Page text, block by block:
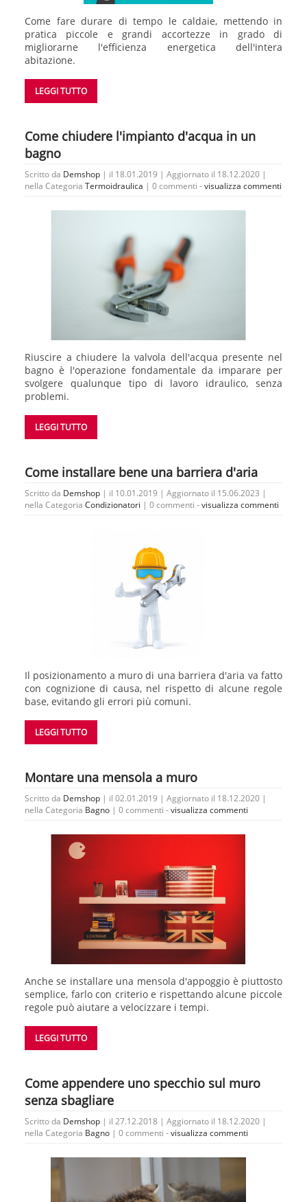
Come fare durare di tempo le caldaie, mettendo in
pratica piccole e grandi accortezze in grado di
migliorarne l'efficienza energetica dell'intera
abitazione.
LEGGI TUTTO
Come chiudere l'impianto d'acqua in un
bagno
Scritto da Demshop | il 18.01.2019 | Aggiornato il 18.12.2020 |
nella Categoria Termoidraulica | 0 commenti -visualizza commenti
Riuscire a chiudere la valvola dell'acqua presente nel
bagno è l'operazione fondamentale da imparare per
svolgere qualunque tipo di lavoro idraulico, senza
problemi.
LEGGI TUTTO
Come installare bene una barriera d'aria
Scritto da Demshop | il 10.01.2019 | Aggiornato il 15.06.2023 |
nella Categoria Condizionatori | 0 commenti -visualizza commenti
Il posizionamento a muro di una barriera d'aria va fatto
con cognizione di causa, nel rispetto di alcune regole
base, evitando gli errori più comuni.
LEGGI TUTTO
Montare una mensola a muro
Scritto da Demshop | il 02.01.2019 | Aggiornato il 18.12.2020 |
nella Categoria Bagno | 0 commenti -visualizza commenti
Anche se installare una mensola d'appoggio è piuttosto
semplice, farlo con criterio e rispettando alcune piccole
regole può aiutare a velocizzare i tempi.
LEGGI TUTTO
Come appendere uno specchio sul muro
senza sbagliare
Scritto da Demshop | il 27.12.2018 | Aggiornato il 18.12.2020 |
nella Categoria Bagno | 0 commenti -visualizza commenti